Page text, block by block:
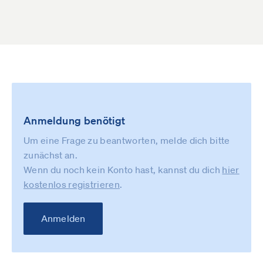
Anmeldung benötigt
Um eine Frage zu beantworten, melde dich bitte
zunächst an.
Wenn du noch kein Konto hast, kannst du dich hier
kostenlos registrieren.
Anmelden